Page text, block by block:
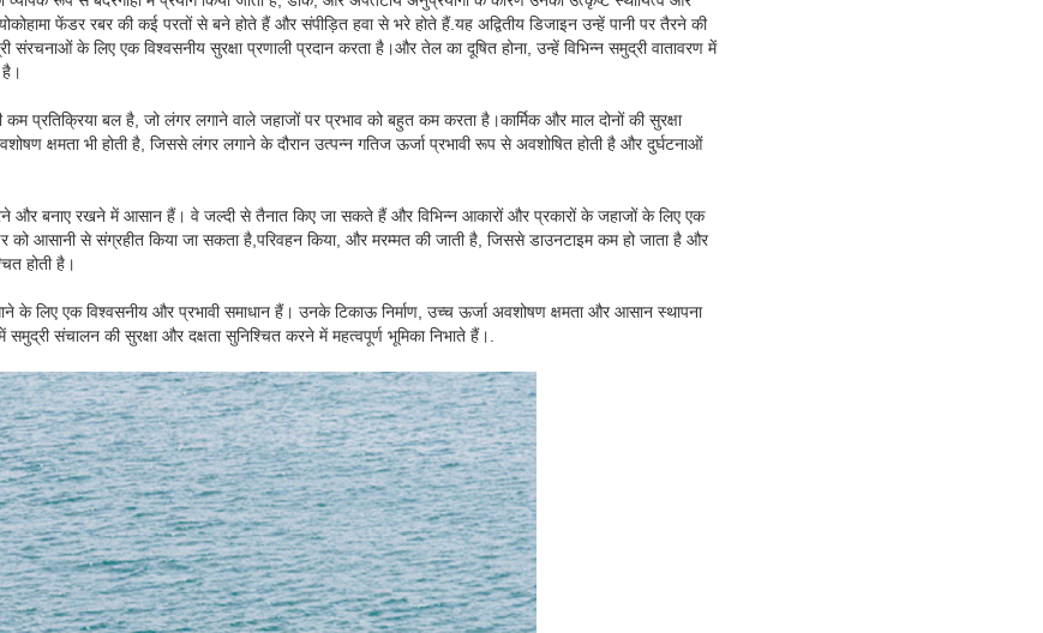
फेंडर रबर की कई परतों से बने होते हैं और संपीड़ित हवा से भरे होते हैं.यह अद्वितीय डिजाइन उन्हें पानी पर तैरने की
के लिए एक विश्वसनीय सुरक्षा प्रणाली प्रदान करता है।और तेल का दूषित होना, उन्हें विभिन्न समुद्री वातावरण में
है।
प्रतिक्रिया बल है, जो लंगर लगाने वाले जहाजों पर प्रभाव को बहुत कम करता है।कार्मिक और माल दोनों की सुरक्षा
क्षमता भी होती है, जिससे लंगर लगाने के दौरान उत्पन्न गतिज ऊर्जा प्रभावी रूप से अवशोषित होती है और दुर्घटनाओं
और बनाए रखने में आसान हैं। वे जल्दी से तैनात किए जा सकते हैं और विभिन्न आकारों और प्रकारों के जहाजों के लिए एक
आसानी से संग्रहीत किया जा सकता है,परिवहन किया, और मरम्मत की जाती है, जिससे डाउनटाइम कम हो जाता है और
होती है।
के लिए एक विश्वसनीय और प्रभावी समाधान हैं। उनके टिकाऊ निर्माण, उच्च ऊर्जा अवशोषण क्षमता और आसान स्थापना
संचालन की सुरक्षा और दक्षता सुनिश्चित करने में महत्वपूर्ण भूमिका निभाते हैं।.